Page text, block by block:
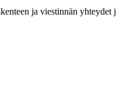
ja viestinnän